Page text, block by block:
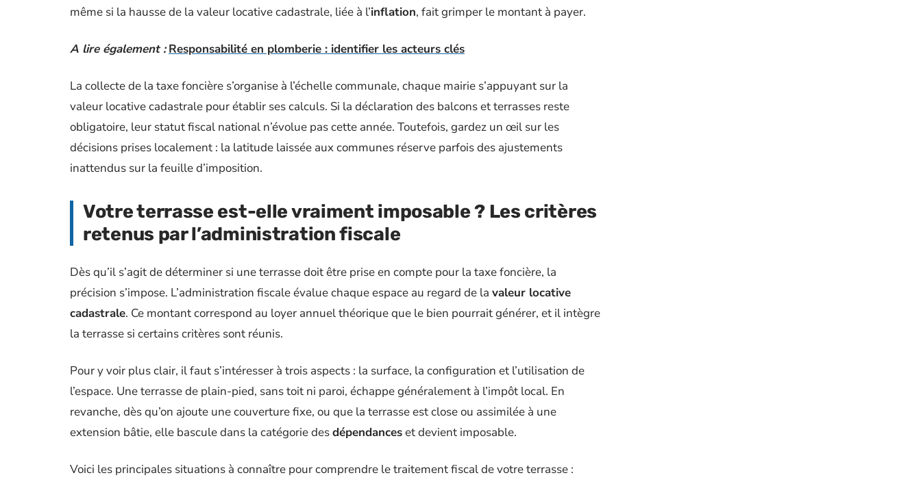
même si la hausse de la valeur locative cadastrale, liée à l’inflation, fait grimper le montant à payer.
A lire également : Responsabilité en plomberie : identifier les acteurs clés
La collecte de la taxe foncière s’organise à l’échelle communale, chaque mairie s’appuyant sur la
valeur locative cadastrale pour établir ses calculs. Si la déclaration des balcons et terrasses reste
obligatoire, leur statut fiscal national n’évolue pas cette année. Toutefois, gardez un œil sur les
décisions prises localement : la latitude laissée aux communes réserve parfois des ajustements
inattendus sur la feuille d’imposition.
Votre terrasse est-elle vraiment imposable ? Les critères
retenus par l’administration fiscale
Dès qu’il s’agit de déterminer si une terrasse doit être prise en compte pour la taxe foncière, la
précision s’impose. L’administration fiscale évalue chaque espace au regard de la valeur locative
cadastrale. Ce montant correspond au loyer annuel théorique que le bien pourrait générer, et il intègre
la terrasse si certains critères sont réunis.
Pour y voir plus clair, il faut s’intéresser à trois aspects : la surface, la configuration et l’utilisation de
l’espace. Une terrasse de plain-pied, sans toit ni paroi, échappe généralement à l’impôt local. En
revanche, dès qu’on ajoute une couverture fixe, ou que la terrasse est close ou assimilée à une
extension bâtie, elle bascule dans la catégorie desdépendanceset devient imposable.
Voici les principales situations à connaître pour comprendre le traitement fiscal de votre terrasse :